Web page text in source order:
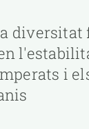
diversitat
i